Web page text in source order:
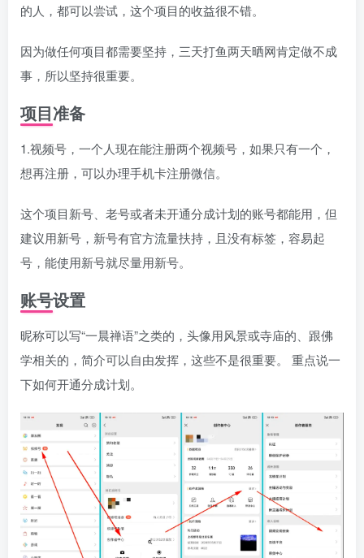
的人，都可以尝试，这个项目的收益很不错。
因为做任何项目都需要坚持，三天打鱼两天晒网肯定做不成
事，所以坚持很重要。
项目准备
1.视频号，一个人现在能注册两个视频号，如果只有一个，
想再注册，可以办理手机卡注册微信。
这个项目新号、老号或者未开通分成计划的账号都能用，但
建议用新号，新号有官方流量扶持，且没有标签，容易起
号，能使用新号就尽量用新号。
账号设置
昵称可以写“一晨禅语”之类的，头像用风景或寺庙的、跟佛
学相关的，简介可以自由发挥，这些不是很重要。 重点说一
下如何开通分成计划。